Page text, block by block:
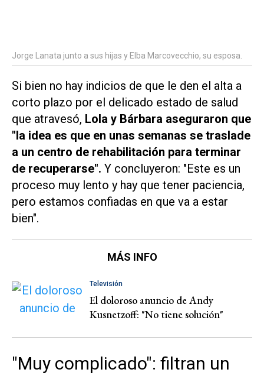
Jorge Lanata junto a sus hijas y Elba Marcovecchio, su esposa.
Si bien no hay indicios de que le den el alta a
corto plazo por el delicado estado de salud
que atravesó, Lola y Bárbara aseguraron que
"la idea es que en unas semanas se traslade
a un centro de rehabilitación para terminar
de recuperarse". Y concluyeron: "Este es un
proceso muy lento y hay que tener paciencia,
pero estamos confiadas en que va a estar
bien".
MÁS INFO
Televisión
El doloroso anuncio de Andy
Kusnetzoff: "No tiene solución"
"Muy complicado": filtran un